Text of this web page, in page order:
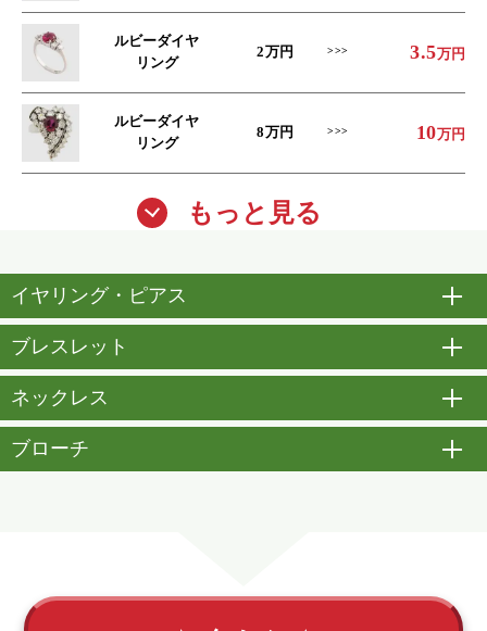
ルビーダイヤ
リング
2万円 3.5万円
ルビーダイヤ
リング
8万円 10万円
もっと見る
イヤリング・ピアス
ブレスレット
ネックレス
ブローチ